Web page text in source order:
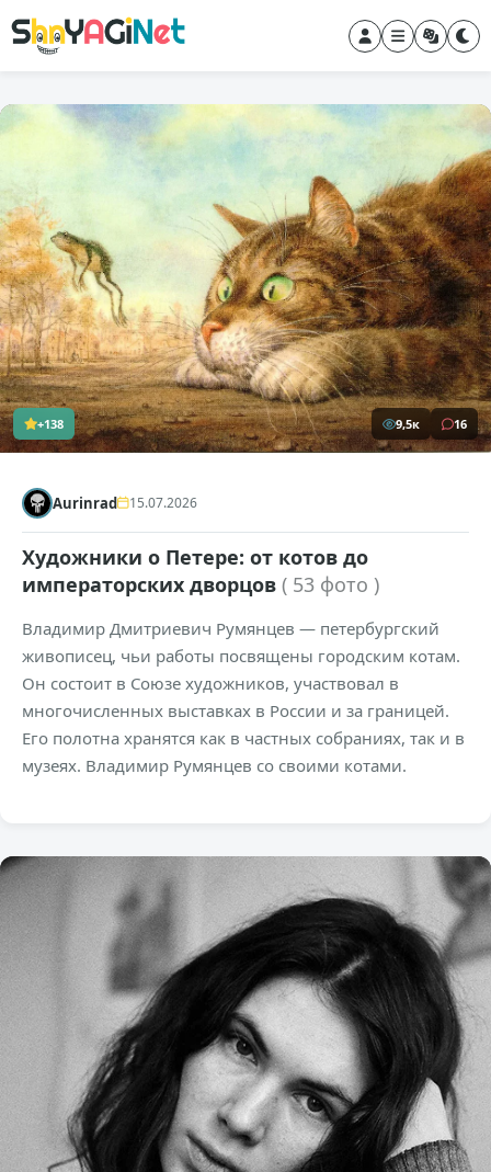
+138 9,5к 16
Aurinrad 15.07.2026
Художники о Петере: от котов до
императорских дворцов ( 53 фото )
Владимир Дмитриевич Румянцев — петербургский
живописец, чьи работы посвящены городским котам.
Он состоит в Союзе художников, участвовал в
многочисленных выставках в России и за границей.
Его полотна хранятся как в частных собраниях, так и в
музеях. Владимир Румянцев со своими котами.